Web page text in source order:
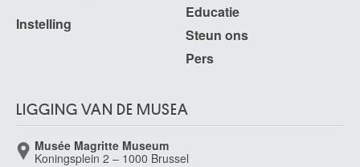
Instelling
Educatie
Steun ons
Pers
LIGGING VAN DE MUSEA
Musée Magritte Museum
Koningsplein 2 – 1000 Brussel